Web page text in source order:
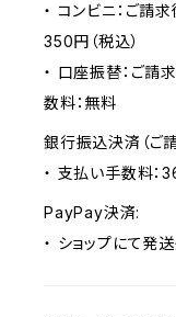
・ コンビニ：ご請
350円（税込）
・ 口座振替：ご請
数料：無料
銀行振込決済（ご
・ 支払い手数料：
PayPay決済:
・ ショップにて発